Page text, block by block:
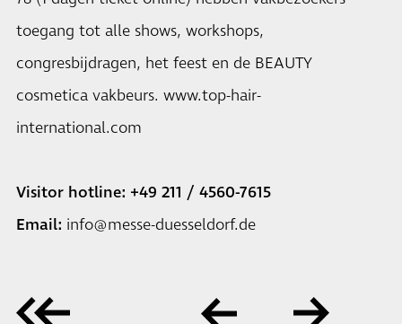
toegang tot alle shows, workshops,
congresbijdragen, het feest en de BEAUTY
cosmetica vakbeurs. www.top-hair-
international.com
Visitor hotline: +49 211 / 4560-7615
Email: info@messe-duesseldorf.de